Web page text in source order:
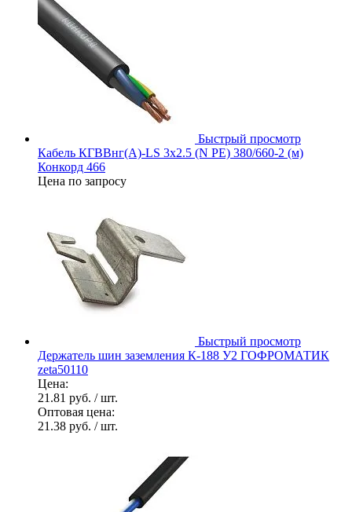
Быстрый просмотр
Кабель КГВВнг(А)-LS 3х2.5 (N PE) 380/660-2 (м)
Конкорд 466
Цена по запросу
Быстрый просмотр
Держатель шин заземления К-188 У2 ГОФРОМАТИК
zeta50110
Цена:
21.81 руб. / шт.
Оптовая цена:
21.38 руб. / шт.